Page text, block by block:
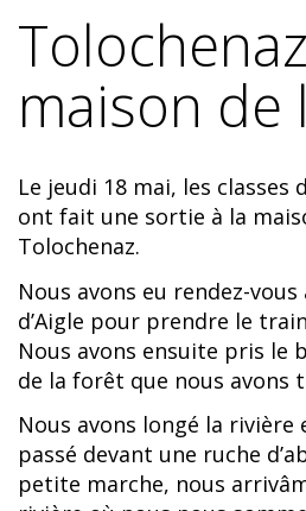
maison de
Le jeudi 18 mai, les classes
ont fait une sortie à la
Tolochenaz.
Nous avons eu rendez-vous
d’Aigle pour prendre le
Nous avons ensuite pris le
de la forêt que nous avons
Nous avons longé la rivière
passé devant une ruche
petite marche, nous